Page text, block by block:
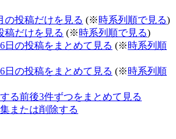
の投稿だけを見る (※時系列順で見る)
稿だけを見る (※時系列順で見る)
日の投稿をまとめて見る (※時系列順
日の投稿をまとめて見る (※時系列順
る前後3件ずつをまとめて見る
または削除する